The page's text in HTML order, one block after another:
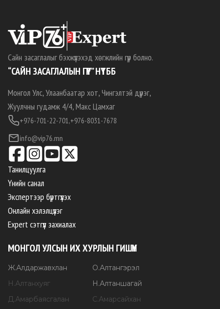
Сайн засаглалыг бэхжүүлэхэд хөгжлийн гүүр болно.
“САЙН ЗАСАГЛАЛЫН ГҮҮР” НҮТББ
Монгол Улс, Улаанбаатар хот, Чингэлтэй дүүрэг,
Жуулчны гудамж 4/4, Макс Цамхаг
+976-701-22-701,+976-8031-7678
info@vip76.mn
Танилцуулга
Үнийн санал
Экспертээр бүртгүүлэх
Онлайн хэлэлцүүлэг
Expert сэтгүүл захиалах
МОНГОЛ УЛСЫН ИХ ХУРЛЫН ГИШҮҮН
Ж.Алдаржавхлан О.Алтангэрэл
Н .Алтанхуяг Н .Алтаншагай
Д.Амарбаясгалан С.Амарсайхан